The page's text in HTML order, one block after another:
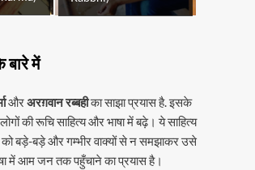
बारे में
औरअरग़वान रब्बहीका साझा प्रयास है. इसके
की रूचि साहित्य और भाषा में बढ़े। ये साहित्य
को बड़े-बड़े और गम्भीर वाक्यों से न समझाकर उसे
में आम जन तक पहुँचाने का प्रयास है।